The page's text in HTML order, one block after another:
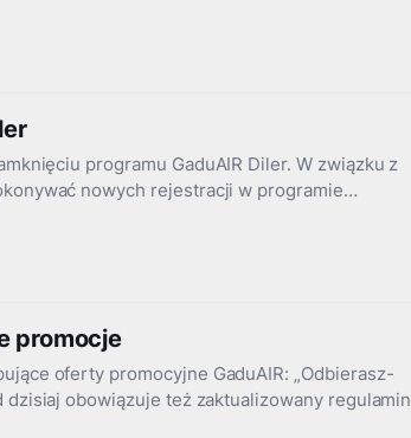
programu GaduAIR Diler. W związku z
nowych rejestracji w programie…
promocje
oferty promocyjne GaduAIR: „Odbierasz-
dzisiaj obowiązuje też zaktualizowany regulamin